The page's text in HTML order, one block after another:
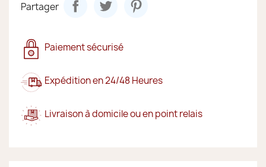
Partager
Paiement sécurisé
Expédition en 24/48 Heures
Livraison à domicile ou en point relais